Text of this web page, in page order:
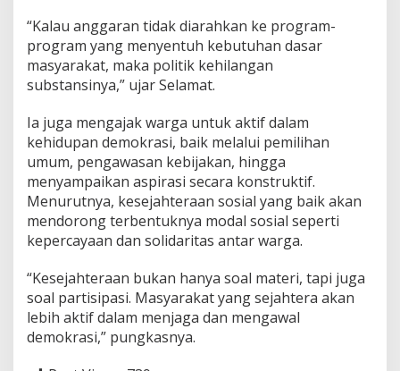
“Kalau anggaran tidak diarahkan ke program-
program yang menyentuh kebutuhan dasar
masyarakat, maka politik kehilangan
substansinya,” ujar Selamat.
Ia juga mengajak warga untuk aktif dalam
kehidupan demokrasi, baik melalui pemilihan
umum, pengawasan kebijakan, hingga
menyampaikan aspirasi secara konstruktif.
Menurutnya, kesejahteraan sosial yang baik akan
mendorong terbentuknya modal sosial seperti
kepercayaan dan solidaritas antar warga.
“Kesejahteraan bukan hanya soal materi, tapi juga
soal partisipasi. Masyarakat yang sejahtera akan
lebih aktif dalam menjaga dan mengawal
demokrasi,” pungkasnya.